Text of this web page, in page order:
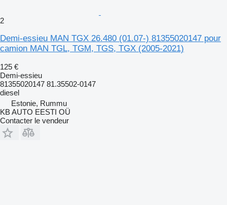
2
Demi-essieu MAN TGX 26.480 (01.07-) 81355020147 pour
camion MAN TGL, TGM, TGS, TGX (2005-2021)
125 €
Demi-essieu
81355020147 81.35502-0147
diesel
Estonie, Rummu
KB AUTO EESTI OÜ
Contacter le vendeur